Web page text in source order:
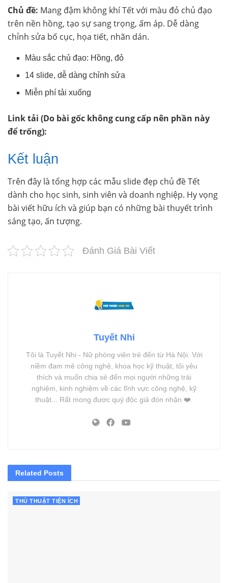
Chủ đề: Mang đậm không khí Tết với màu đỏ chủ đạo
trên nền hồng, tạo sự sang trọng, ấm áp. Dễ dàng
chỉnh sửa bố cục, họa tiết, nhãn dán.
Màu sắc chủ đạo: Hồng, đỏ
14 slide, dễ dàng chỉnh sửa
Miễn phí tải xuống
Link tải (Do bài gốc không cung cấp nên phần này
để trống):
Kết luận
Trên đây là tổng hợp các mẫu slide đẹp chủ đề Tết
dành cho học sinh, sinh viên và doanh nghiệp. Hy vọng
bài viết hữu ích và giúp bạn có những bài thuyết trình
sáng tạo, ấn tượng.
Đánh Giá Bài Viết
Tuyết Nhi
Tôi là Tuyết Nhi - Nữ phóng viên trẻ đến từ Hà Nội. Với
niềm đam mê công nghệ, khoa học kỹ thuật, tôi yêu
thích và muốn chia sẻ đến mọi người những trải
nghiệm, kinh nghiệm về các lĩnh vực công nghệ, kỹ
thuật... Rất mong được quý độc giả đón nhận ❤️.
Related Posts
THỦ THUẬT TIỆN ÍCH